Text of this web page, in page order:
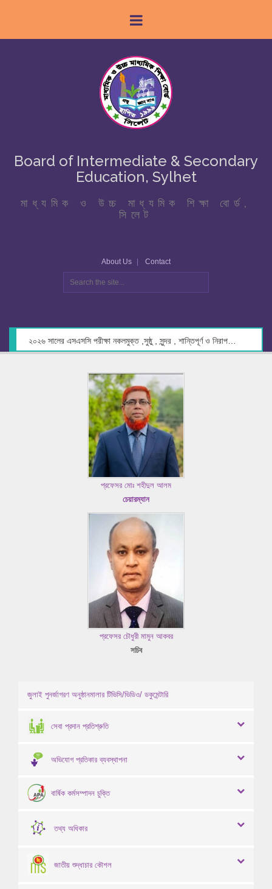
Board of Intermediate & Secondary
Education, Sylhet
মাধ্যমিক ও উচ্চ মাধ্যমিক শিক্ষা বোর্ড,
সিলেট
About Us Contact
প্রফেসর মোঃ শহীদুল আলম
চেয়ারম্যান
প্রফেসর চৌধুরী মামুন আকবর
সচিব
জুলাই পুনর্জাগরণ অনুষ্ঠানমালার টিভিসি/ভিডিও/ ডকুমেন্টারি
সেবা প্রদান প্রতিশ্রুতি
অভিযোগ প্রতিকার ব্যবস্থাপনা
বার্ষিক কর্মসম্পাদন চুক্তি
তথ্য অধিকার
জাতীয় শুদ্ধাচার কৌশল